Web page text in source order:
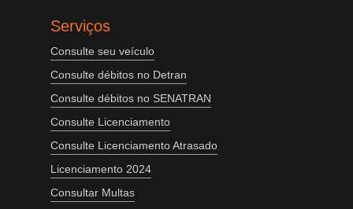
Serviços
Consulte seu veículo
Consulte débitos no Detran
Consulte débitos no SENATRAN
Consulte Licenciamento
Consulte Licenciamento Atrasado
Licenciamento 2024
Consultar Multas